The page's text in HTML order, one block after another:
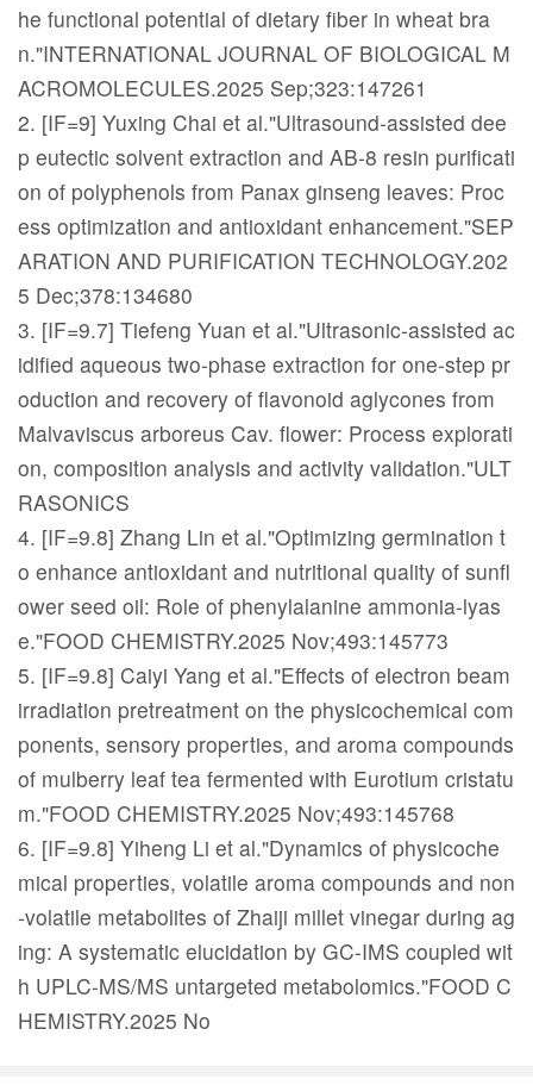
he functional potential of dietary fiber in wheat bra
n."INTERNATIONAL JOURNAL OF BIOLOGICAL M
ACROMOLECULES.2025 Sep;323:147261
2. [IF=9] Yuxing Chai et al."Ultrasound-assisted dee
p eutectic solvent extraction and AB-8 resin purificati
on of polyphenols from Panax ginseng leaves: Proc
ess optimization and antioxidant enhancement."SEP
ARATION AND PURIFICATION TECHNOLOGY.202
5 Dec;378:134680
3. [IF=9.7] Tiefeng Yuan et al."Ultrasonic-assisted ac
idified aqueous two-phase extraction for one-step pr
oduction and recovery of flavonoid aglycones from
Malvaviscus arboreus Cav. flower: Process explorati
on, composition analysis and activity validation."ULT
RASONICS
4. [IF=9.8] Zhang Lin et al."Optimizing germination t
o enhance antioxidant and nutritional quality of sunfl
ower seed oil: Role of phenylalanine ammonia-lyas
e."FOOD CHEMISTRY.2025 Nov;493:145773
5. [IF=9.8] Caiyi Yang et al."Effects of electron beam
irradiation pretreatment on the physicochemical com
ponents, sensory properties, and aroma compounds
of mulberry leaf tea fermented with Eurotium cristatu
m."FOOD CHEMISTRY.2025 Nov;493:145768
6. [IF=9.8] Yiheng Li et al."Dynamics of physicoche
mical properties, volatile aroma compounds and non
-volatile metabolites of Zhaiji millet vinegar during ag
ing: A systematic elucidation by GC-IMS coupled wit
h UPLC-MS/MS untargeted metabolomics."FOOD C
HEMISTRY.2025 No